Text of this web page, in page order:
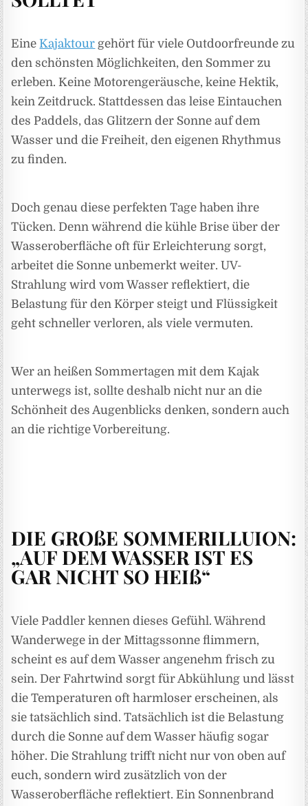
EineKajaktour gehört für viele Outdoorfreunde zu
den schönsten Möglichkeiten, den Sommer zu
erleben. Keine Motorengeräusche, keine Hektik,
kein Zeitdruck. Stattdessen das leise Eintauchen
des Paddels, das Glitzern der Sonne auf dem
Wasser und die Freiheit, den eigenen Rhythmus
zu finden.
Doch genau diese perfekten Tage haben ihre
Tücken. Denn während die kühle Brise über der
Wasseroberfläche oft für Erleichterung sorgt,
arbeitet die Sonne unbemerkt weiter. UV-
Strahlung wird vom Wasser reflektiert, die
Belastung für den Körper steigt und Flüssigkeit
geht schneller verloren, als viele vermuten.
Wer an heißen Sommertagen mit dem Kajak
unterwegs ist, sollte deshalb nicht nur an die
Schönheit des Augenblicks denken, sondern auch
an die richtige Vorbereitung.
DIE GROßE SOMMERILLUION:
„AUF DEM WASSER IST ES
GAR NICHT SO HEIß“
Viele Paddler kennen dieses Gefühl. Während
Wanderwege in der Mittagssonne flimmern,
scheint es auf dem Wasser angenehm frisch zu
sein. Der Fahrtwind sorgt für Abkühlung und lässt
die Temperaturen oft harmloser erscheinen, als
sie tatsächlich sind. Tatsächlich ist die Belastung
durch die Sonne auf dem Wasser häufig sogar
höher. Die Strahlung trifft nicht nur von oben auf
euch, sondern wird zusätzlich von der
Wasseroberfläche reflektiert. Ein Sonnenbrand